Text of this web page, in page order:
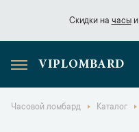
Скидки на часыи
Скидки начасы
VIPLOMBARD
Часовой ломбард Каталог